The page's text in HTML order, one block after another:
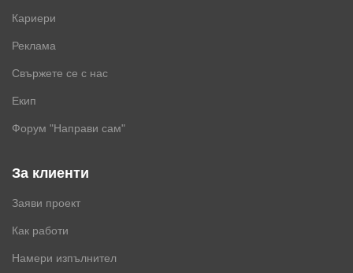
Кариери
Реклама
Свържете се с нас
Екип
Форум "Направи сам"
За клиенти
Заяви проект
Как работи
Намери изпълнител